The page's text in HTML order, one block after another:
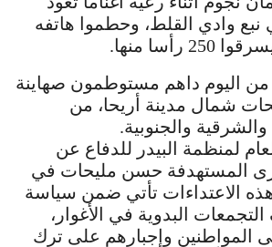
وادي القلط، وحطموا هاتفه
منها.
اليوم داهم مستوطمون صهاينة
شمال مدينة أريحا، من
والجنوبية.
لمنظمة البيدر للدفاع عن
المستهدفة حسن مليحات في
الاعتداءات تأتي ضمن سياسة
البدوية في الأغوار،
المواطنين وإجبارهم على ترك